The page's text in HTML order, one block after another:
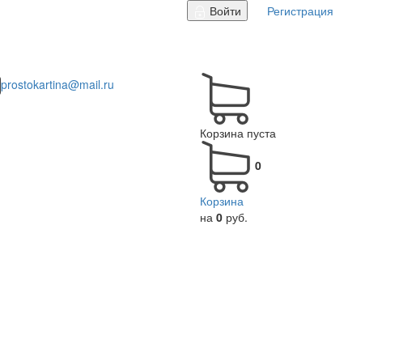
Войти Регистрация
prostokartina@mail.ru
Корзина пуста
0
Корзина
на 0 руб.